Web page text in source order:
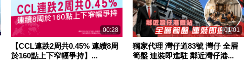
00:28
【CCL連跌2周共0.45% 連續8周
於160點上下窄幅爭持】...
01:01
獨家代理 灣仔道83號 灣仔 全層
筍盤 連裝即進駐 鄰近灣仔港...